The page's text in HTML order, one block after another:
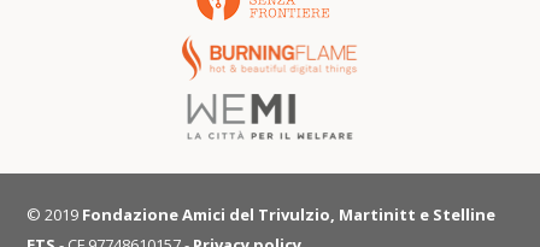
© 2019 Fondazione Amici del Trivulzio, Martinitt e Stelline